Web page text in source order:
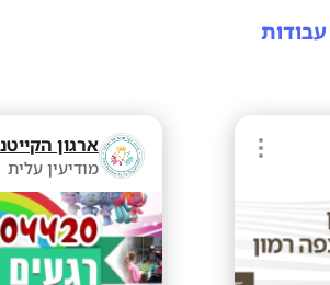
עבודות
מודיעין עלית